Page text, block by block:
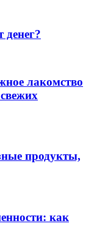
денег?
лакомство
продукты,
как